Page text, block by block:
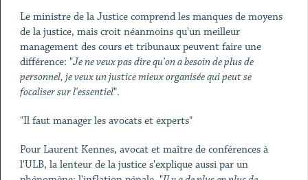
Le ministre de la Justice comprend les manques de moyens
de la justice, mais croit néanmoins qu'un meilleur
management des cours et tribunaux peuvent faire une
différence: "Je ne veux pas dire qu'on a besoin de plus de
personnel, je veux un justice mieux organisée qui peut se
focaliser sur l'essentiel".
"Il faut manager les avocats et experts"
Pour Laurent Kennes, avocat et maître de conférences à
l'ULB, la lenteur de la justice s'explique aussi par un